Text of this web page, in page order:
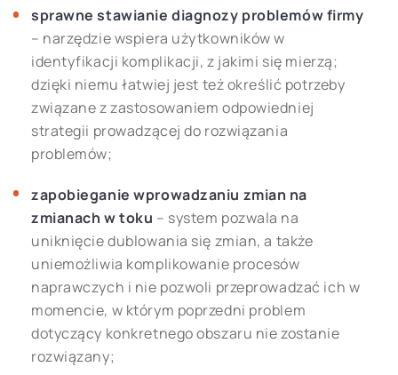
sprawne stawianie diagnozy problemów firmy
– narzędzie wspiera użytkowników w
identyfikacji komplikacji, z jakimi się mierzą;
dzięki niemu łatwiej jest też określić potrzeby
związane z zastosowaniem odpowiedniej
strategii prowadzącej do rozwiązania
problemów;
zapobieganie wprowadzaniu zmian na
zmianach w toku – system pozwala na
uniknięcie dublowania się zmian, a także
uniemożliwia komplikowanie procesów
naprawczych i nie pozwoli przeprowadzać ich w
momencie, w którym poprzedni problem
dotyczący konkretnego obszaru nie zostanie
rozwiązany;